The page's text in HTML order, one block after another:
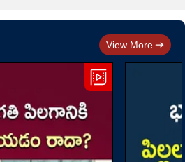
View More